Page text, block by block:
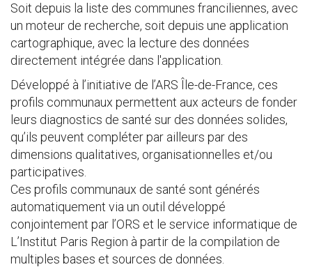
Soit depuis la liste des communes franciliennes, avec
un moteur de recherche, soit depuis une application
cartographique, avec la lecture des données
directement intégrée dans l'application.
Développé à l’initiative de l’ARS Île-de-France, ces
profils communaux permettent aux acteurs de fonder
leurs diagnostics de santé sur des données solides,
qu’ils peuvent compléter par ailleurs par des
dimensions qualitatives, organisationnelles et/ou
participatives.
Ces profils communaux de santé sont générés
automatiquement via un outil développé
conjointement par l’ORS et le service informatique de
L’Institut Paris Region à partir de la compilation de
multiples bases et sources de données.